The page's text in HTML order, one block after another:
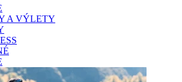
A VÝLETY